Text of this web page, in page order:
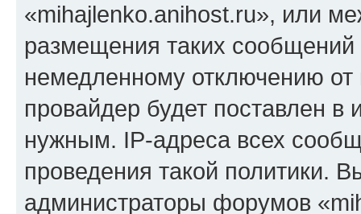
«mihajlenko.anihost.ru», или
размещения таких
немедленному отключению
провайдер будет поставлен в
нужным. IP-адреса всех
проведения такой политики.
администраторы форумов